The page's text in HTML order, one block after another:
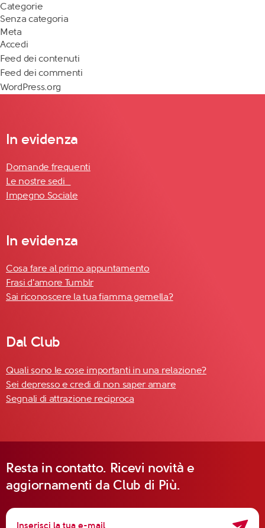
Categorie
Senza categoria
Meta
Accedi
Feed dei contenuti
Feed dei commenti
WordPress.org
In evidenza
Domande frequenti
Le nostre sedi
Impegno Sociale
In evidenza
Cosa fare al primo appuntamento
Frasi d'amore Tumblr
Sai riconoscere la tua fiamma gemella?
Dal Club
Quali sono le cose importanti in una relazione?
Sei depresso e credi di non saper amare
Segnali di attrazione reciproca
Resta in contatto. Ricevi novità e
aggiornamenti da Club di Più.